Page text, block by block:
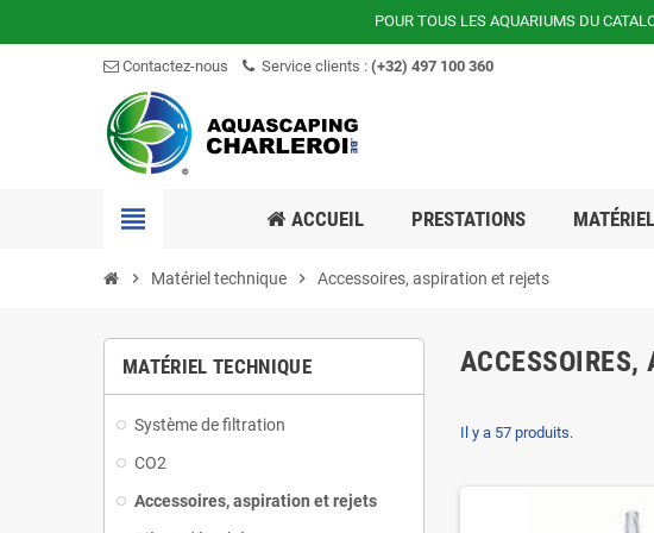
POUR TOUS LES AQUARIUMS DU
Contactez-nous Service clients : (+32) 497 100 360
view_headline ACCUEIL PRESTATIONS MATÉRIEL
chevron_right Matériel technique chevron_right Accessoires, aspiration et rejets
MATÉRIEL TECHNIQUE
Système de filtration
CO2
Accessoires, aspiration et rejets
ACCESSOIRES,
Il y a 57 produits.